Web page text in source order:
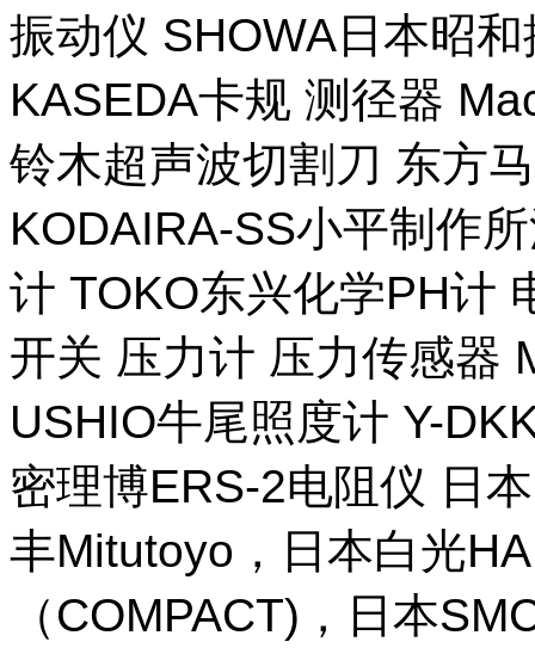
振动仪 SHOWA日本昭
KASEDA卡规 测径器
铃木超声波切割刀 东方
KODAIRA-SS小平制作
计 TOKO东兴化学PH计
开关 压力计 压力传感器
USHIO牛尾照度计 Y-
密理博ERS-2电阻仪 日
丰Mitutoyo，日本白光
（COMPACT)，日本